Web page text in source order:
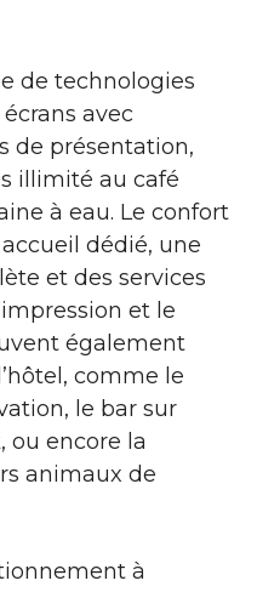
de technologies
avec
de présentation,
illimité au café
à eau. Le confort
dédié, une
et des services
et le
également
comme le
le bar sur
ou encore la
animaux de
à